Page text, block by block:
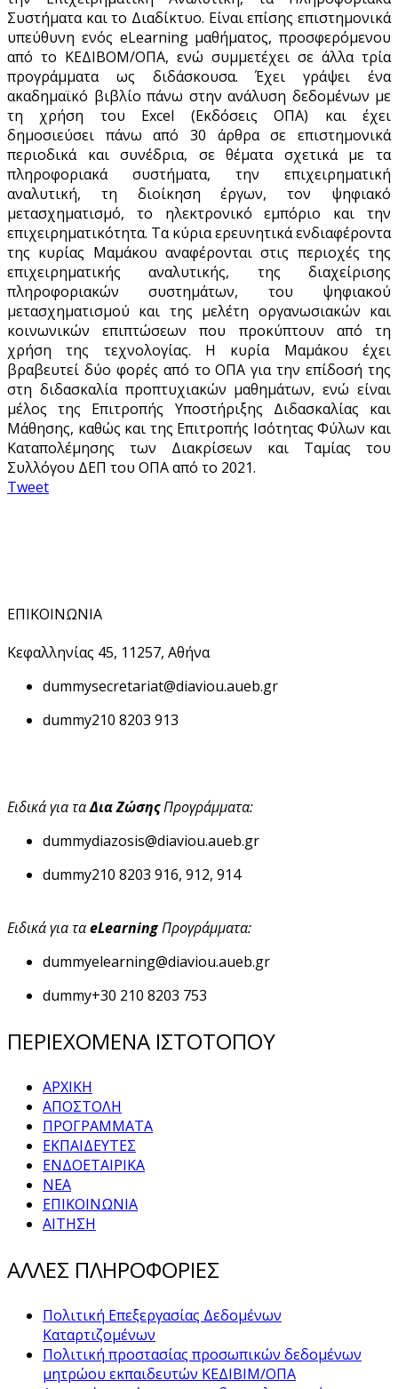
Συστήματα και το Διαδίκτυο. Είναι επίσης επιστημονικά
υπεύθυνη ενός eLearning μαθήματος, προσφερόμενου
από το ΚΕΔΙΒΟΜ/ΟΠΑ, ενώ συμμετέχει σε άλλα τρία
προγράμματα ως διδάσκουσα. Έχει γράψει ένα
ακαδημαϊκό βιβλίο πάνω στην ανάλυση δεδομένων με
τη χρήση του Excel (Εκδόσεις ΟΠΑ) και έχει
δημοσιεύσει πάνω από 30 άρθρα σε επιστημονικά
περιοδικά και συνέδρια, σε θέματα σχετικά με τα
πληροφοριακά συστήματα, την επιχειρηματική
αναλυτική, τη διοίκηση έργων, τον ψηφιακό
μετασχηματισμό, το ηλεκτρονικό εμπόριο και την
επιχειρηματικότητα. Τα κύρια ερευνητικά ενδιαφέροντα
της κυρίας Μαμάκου αναφέρονται στις περιοχές της
επιχειρηματικής αναλυτικής, της διαχείρισης
πληροφοριακών συστημάτων, του ψηφιακού
μετασχηματισμού και της μελέτη οργανωσιακών και
κοινωνικών επιπτώσεων που προκύπτουν από τη
χρήση της τεχνολογίας. Η κυρία Μαμάκου έχει
βραβευτεί δύο φορές από το ΟΠΑ για την επίδοσή της
στη διδασκαλία προπτυχιακών μαθημάτων, ενώ είναι
μέλος της Επιτροπής Υποστήριξης Διδασκαλίας και
Μάθησης, καθώς και της Επιτροπής Ισότητας Φύλων και
Καταπολέμησης των Διακρίσεων και Ταμίας του
Συλλόγου ΔΕΠ του ΟΠΑ από το 2021.
Tweet
ΕΠΙΚΟΙΝΩΝΙΑ
Κεφαλληνίας 45, 11257, Αθήνα
dummysecretariat@diaviou.aueb.gr
dummy210 8203 913
Ειδικά για ταΔια ΖώσηςΠρογράμματα:
dummydiazosis@diaviou.aueb.gr
dummy210 8203 916, 912, 914
Ειδικά για ταeLearningΠρογράμματα:
dummyelearning@diaviou.aueb.gr
dummy+30 210 8203 753
ΠΕΡΙΕΧΟΜΕΝΑ ΙΣΤΟΤΟΠΟΥ
ΑΡΧΙΚΗ
ΑΠΟΣΤΟΛΗ
ΠΡΟΓΡΑΜΜΑΤΑ
ΕΚΠΑΙΔΕΥΤΕΣ
ΕΝΔΟΕΤΑΙΡΙΚΑ
ΝΕΑ
ΕΠΙΚΟΙΝΩΝΙΑ
ΑΙΤΗΣΗ
ΑΛΛΕΣ ΠΛΗΡΟΦΟΡΙΕΣ
Πολιτική Επεξεργασίας Δεδομένων
Καταρτιζομένων
Πολιτική προστασίας προσωπικών δεδομένων
μητρώου εκπαιδευτών ΚΕΔΙΒΙΜ/ΟΠΑ